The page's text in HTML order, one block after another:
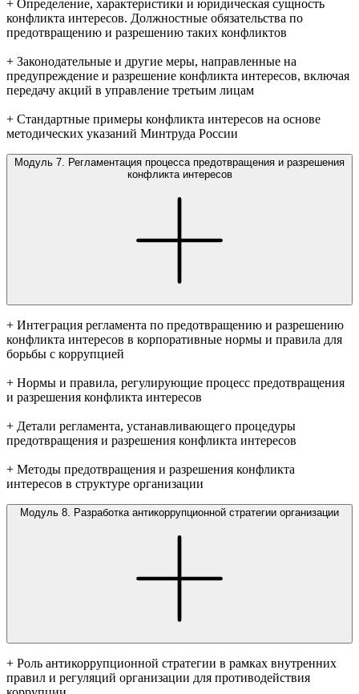
+ Определение, характеристики и юридическая сущность
конфликта интересов. Должностные обязательства по
предотвращению и разрешению таких конфликтов
+ Законодательные и другие меры, направленные на
предупреждение и разрешение конфликта интересов, включая
передачу акций в управление третьим лицам
+ Стандартные примеры конфликта интересов на основе
методических указаний Минтруда России
Модуль 7. Регламентация процесса предотвращения и разрешения
конфликта интересов
+ Интеграция регламента по предотвращению и разрешению
конфликта интересов в корпоративные нормы и правила для
борьбы с коррупцией
+ Нормы и правила, регулирующие процесс предотвращения
и разрешения конфликта интересов
+ Детали регламента, устанавливающего процедуры
предотвращения и разрешения конфликта интересов
+ Методы предотвращения и разрешения конфликта
интересов в структуре организации
Модуль 8. Разработка антикоррупционной стратегии организации
+ Роль антикоррупционной стратегии в рамках внутренних
правил и регуляций организации для противодействия